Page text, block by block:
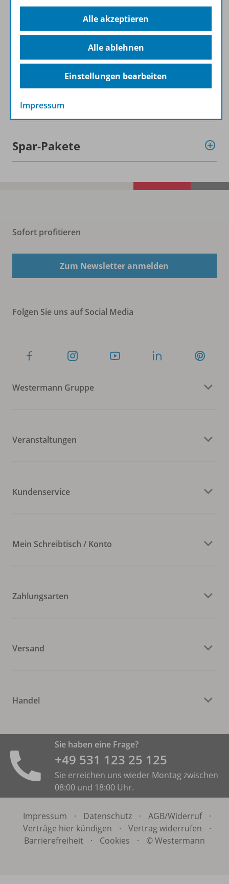
Informationen
Beschreibung
Weitere Inhalte der Ausgabe
Spar-Pakete
Sofort profitieren
Zum Newsletter anmelden
Folgen Sie uns auf Social Media
Westermann Gruppe
Veranstaltungen
Kundenservice
Mein Schreibtisch / Konto
Zahlungsarten
Versand
Handel
Sie haben eine Frage?
+49 531 ­123 25 125
Sie erreichen uns wieder Montag zwischen
08:00 und 18:00 Uhr.
Impressum · Datenschutz · AGB/Widerruf
·
Verträge hier kündigen
· Vertrag widerrufen
·
Barrierefreiheit
· Cookies · © Westermann
Alle akzeptieren
Alle ablehnen
Einstellungen bearbeiten
Impressum